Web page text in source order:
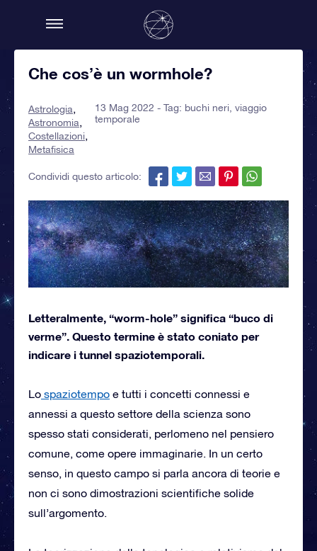
Che cos’è un wormhole?
Astrologia
Astronomia
Costellazioni
Metafisica
13 Mag 2022 - Tag: buchi neri viaggio
temporale
Condividi questo articolo:
Letteralmente, “worm-hole” significa “buco di
verme”. Questo termine è stato coniato per
indicare i tunnel spaziotemporali.
Lo spaziotempo e tutti i concetti connessi e
annessi a questo settore della scienza sono
spesso stati considerati, perlomeno nel pensiero
comune, come opere immaginarie. In un certo
senso, in questo campo si parla ancora di teorie e
non ci sono dimostrazioni scientifiche solide
sull’argomento.